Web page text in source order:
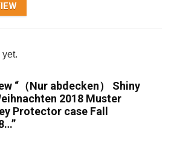
“（Nur abdecken） Shiny
2018 Muster
Protector case Fall